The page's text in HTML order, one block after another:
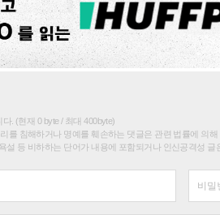
. (현재 0 byte / 최대 400byte)
를 침해하거나 명예를 훼손하는 댓글은 관련 법률에 의해
설 등 비하하는 단어가 내용에 포함되거나 인신공격성 글